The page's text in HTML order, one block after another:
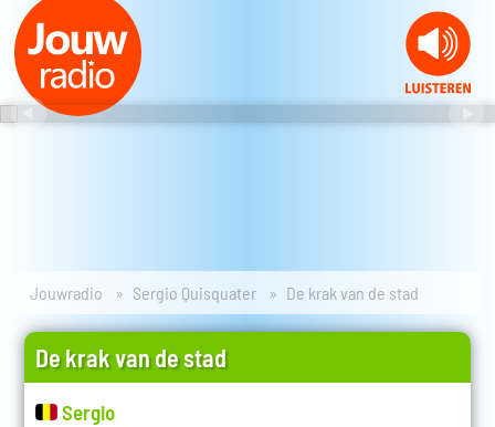
Jouwradio Sergio Quisquater De krak van de stad
De krak van de stad
Sergio